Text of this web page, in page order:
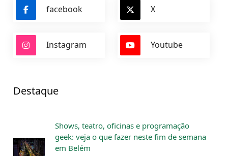
facebook X
Instagram Youtube
Destaque
Shows, teatro, oficinas e programação
geek: veja o que fazer neste fim de semana
em Belém